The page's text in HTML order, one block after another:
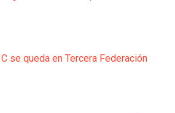
se queda en Tercera Federación